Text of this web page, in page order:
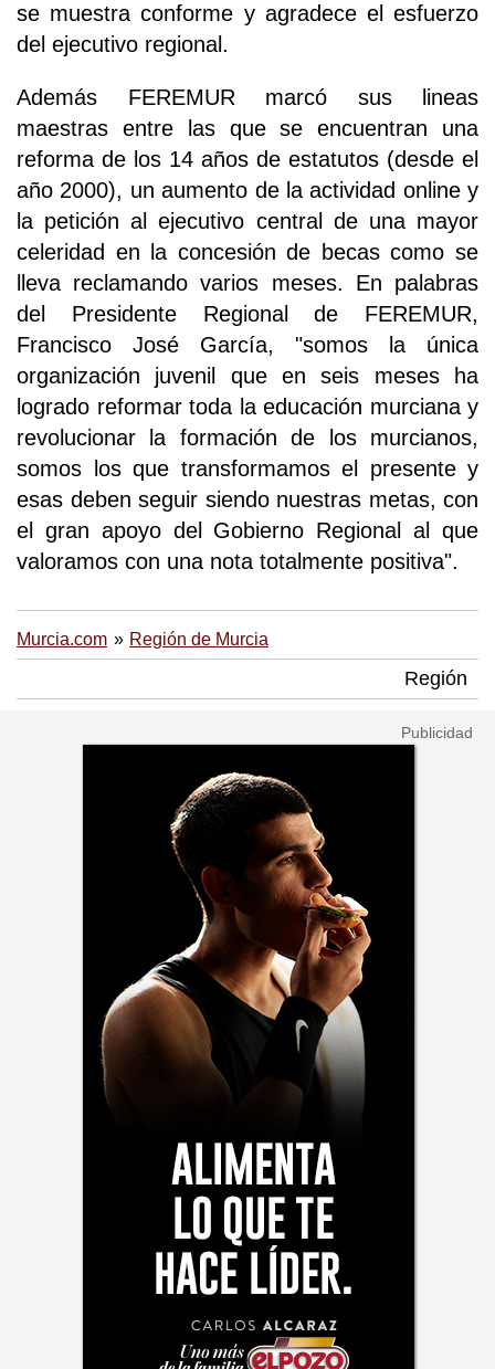
se muestra conforme y agradece el esfuerzo
del ejecutivo regional.
Además FEREMUR marcó sus lineas
maestras entre las que se encuentran una
reforma de los 14 años de estatutos (desde el
año 2000), un aumento de la actividad online y
la petición al ejecutivo central de una mayor
celeridad en la concesión de becas como se
lleva reclamando varios meses. En palabras
del Presidente Regional de FEREMUR,
Francisco José García, "somos la única
organización juvenil que en seis meses ha
logrado reformar toda la educación murciana y
revolucionar la formación de los murcianos,
somos los que transformamos el presente y
esas deben seguir siendo nuestras metas, con
el gran apoyo del Gobierno Regional al que
valoramos con una nota totalmente positiva".
Murcia.com Región de Murcia
Región